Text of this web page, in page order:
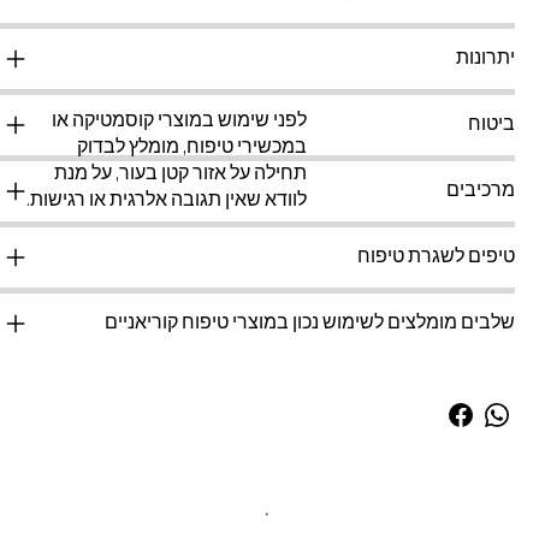
יתרונות
ביטוח
מרכיבים
טיפים לשגרת טיפוח
שלבים מומלצים לשימוש נכון במוצרי טיפוח קוריאניים
לפני שימוש במוצרי קוסמטיקה או
במכשירי טיפוח, מומלץ לבדוק
תחילה על אזור קטן בעור, על מנת
לוודא שאין תגובה אלרגית או רגישות.